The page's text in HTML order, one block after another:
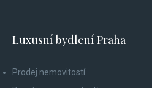
Luxusní bydlení Praha
Prodej nemovitostí